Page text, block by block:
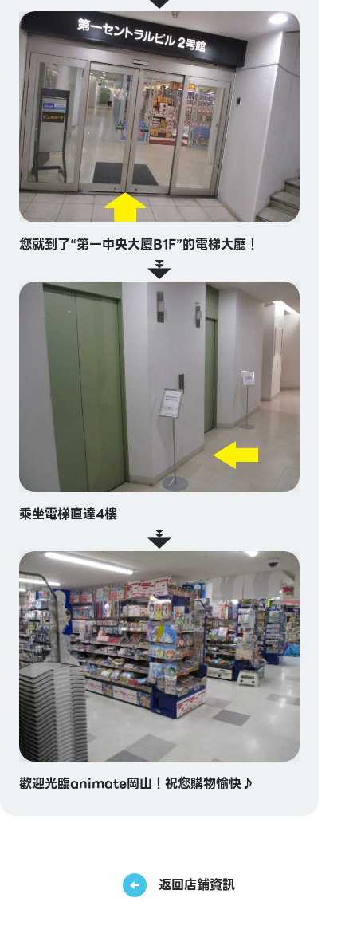
您就到了“第一中央大廈B1F”的電梯大廳！
乘坐電梯直達4樓
歡迎光臨animate岡山！祝您購物愉快♪
返回店鋪資訊